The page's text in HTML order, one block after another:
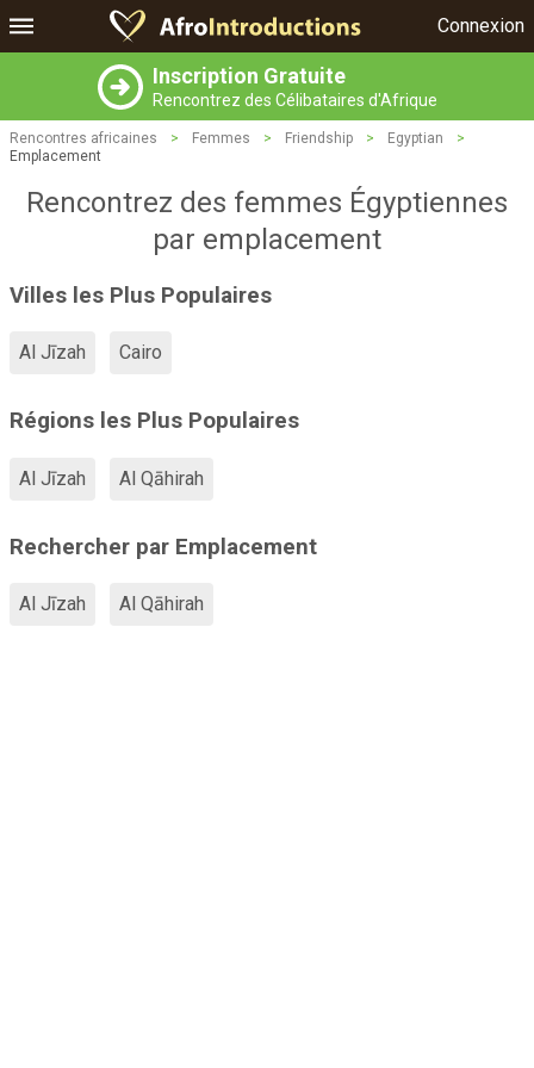
Connexion
Inscription Gratuite
Rencontrez des Célibataires d'Afrique
Rencontres africaines > Femmes > Friendship > Egyptian
>
Emplacement
Rencontrez des femmes Égyptiennes
par emplacement
Villes les Plus Populaires
Al Jīzah Cairo
Régions les Plus Populaires
Al Jīzah Al Qāhirah
Rechercher par Emplacement
Al Jīzah Al Qāhirah